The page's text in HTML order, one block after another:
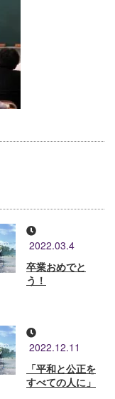
2022.03.4
卒業おめでと
う！
2022.12.11
「平和と公正を
すべての人に」